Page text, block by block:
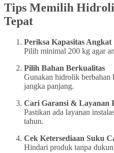
Tips Memilih
Tepat
Periksa Kapasitas Angkat
Pilih minimal 200 kg agar
Pilih Bahan Berkualitas
Gunakan hidrolik berbahan
jangka panjang.
Cari Garansi & Layanan
Pastikan ada layanan
tahun.
Cek Ketersediaan Suku
Hindari produk tanpa